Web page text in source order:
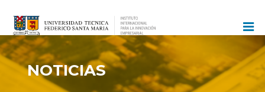
contenido
NOTICIAS